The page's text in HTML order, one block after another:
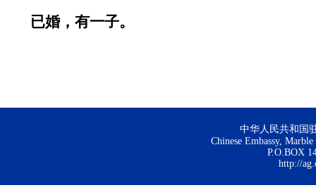
已婚，有一子。
中华人民共和国
Chinese Embassy,
P.O.BOX
http://